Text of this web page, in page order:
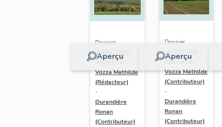
Aperçu
Dossier
IA49011000 |
Réalisé par
Vozza Mathilde
(Rédacteur)
-
Durandière
Ronan
(Contributeur)
Aperçu
Dossier
IA49010999 |
Réalisé par
Vozza Mathilde
(Contributeur)
-
Durandière
Ronan
(Contributeur)